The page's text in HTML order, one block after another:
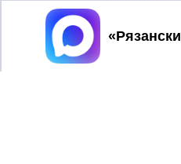
Принять